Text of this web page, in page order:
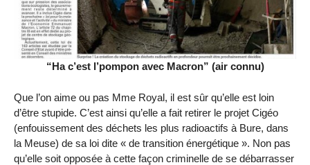
“Ha c’est l’pompon avec Macron” (air connu)
Que l’on aime ou pas Mme Royal, il est sûr qu’elle est loin
d’être stupide. C’est ainsi qu’elle a fait retirer le projet Cigéo
(enfouissement des déchets les plus radioactifs à Bure, dans
la Meuse) de sa loi dite « de transition énergétique ». Non pas
qu’elle soit opposée à cette façon criminelle de se débarrasser